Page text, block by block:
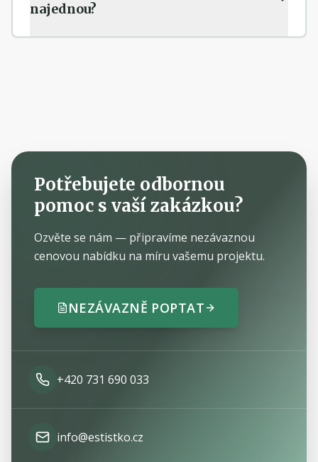
najednou?
Potřebujete odbornou
pomoc s vaší zakázkou?
Ozvěte se nám — připravíme nezávaznou
cenovou nabídku na míru vašemu projektu.
NEZÁVAZNĚ POPTAT
+420 731 690 033
info@estistko.cz